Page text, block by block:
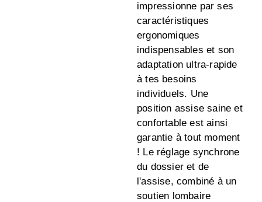
impressionne par ses
caractéristiques
ergonomiques
indispensables et son
adaptation ultra-rapide
à tes besoins
individuels. Une
position assise saine et
confortable est ainsi
garantie à tout moment
! Le réglage synchrone
du dossier et de
l'assise, combiné à un
soutien lombaire